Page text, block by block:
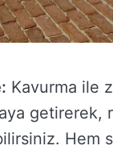
Kavurma ile
getirerek,
Hem